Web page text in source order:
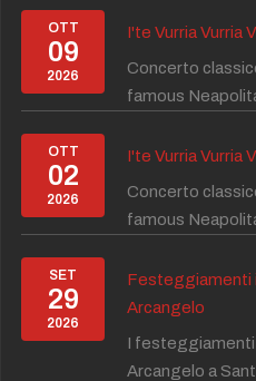
OTT
09
2026
I'te Vurria Vurria
Concerto
famous
OTT
02
2026
I'te Vurria Vurria
Concerto
famous
SET
29
2026
Festeggiamenti
Arcangelo
I festeggiamenti
Arcangelo a